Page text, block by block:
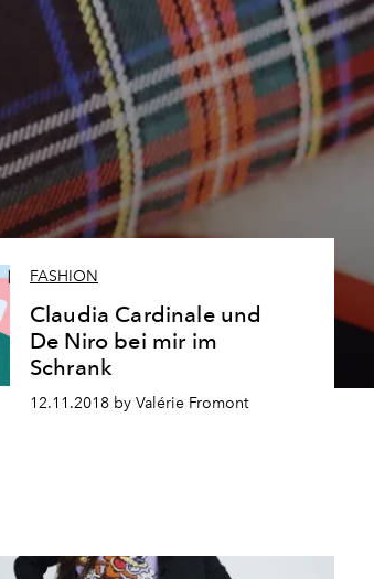
FASHION
Claudia Cardinale und
De Niro bei mir im
Schrank
12.11.2018 by Valérie Fromont